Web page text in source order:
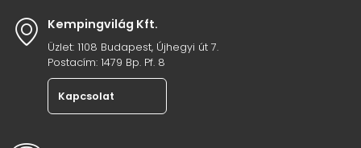
Kempingvilág Kft.
Üzlet: 1108 Budapest, Újhegyi út 7.
Postacím: 1479 Bp. Pf. 8
Kapcsolat